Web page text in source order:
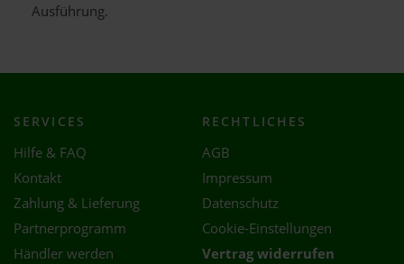
Ausführung.
SERVICES
Hilfe & FAQ
Kontakt
Zahlung & Lieferung
Partnerprogramm
Händler werden
RECHTLICHES
AGB
Impressum
Datenschutz
Cookie-Einstellungen
Vertrag widerrufen